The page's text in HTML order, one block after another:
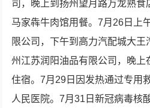
司，晚上到扬州望月路万龙熟
马家犇牛肉馆用餐。7月26日上
限公司，下午到高力汽配城大
州江苏润阳油品有限公司，晚上
住宿。7月29日因发热通过专用
人民医院。7月31日新冠病毒核